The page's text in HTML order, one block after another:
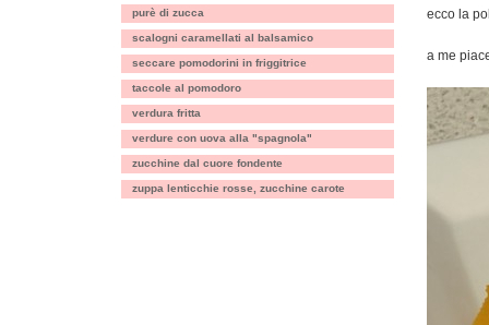
purè di zucca
scalogni caramellati al balsamico
seccare pomodorini in friggitrice
taccole al pomodoro
verdura fritta
verdure con uova alla "spagnola"
zucchine dal cuore fondente
zuppa lenticchie rosse, zucchine carote
ecco la
a me